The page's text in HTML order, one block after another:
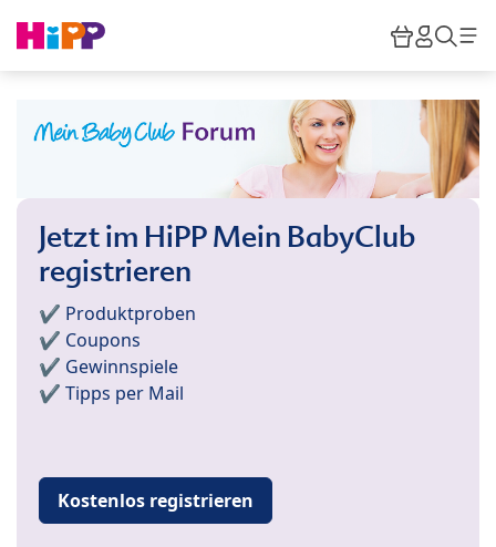
HiPP
Jetzt im HiPP Mein BabyClub
registrieren
✔️ Produktproben
✔️ Coupons
✔️ Gewinnspiele
✔️ Tipps per Mail
Kostenlos registrieren